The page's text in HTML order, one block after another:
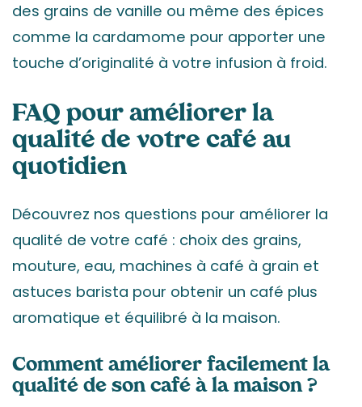
des grains de vanille ou même des épices
comme la cardamome pour apporter une
touche d’originalité à votre infusion à froid.
FAQ pour améliorer la
qualité de votre café au
quotidien
Découvrez nos questions pour améliorer la
qualité de votre café : choix des grains,
mouture, eau, machines à café à grain et
astuces barista pour obtenir un café plus
aromatique et équilibré à la maison.
Comment améliorer facilement la
qualité de son café à la maison ?